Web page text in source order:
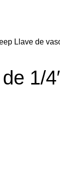
Llave de
1/